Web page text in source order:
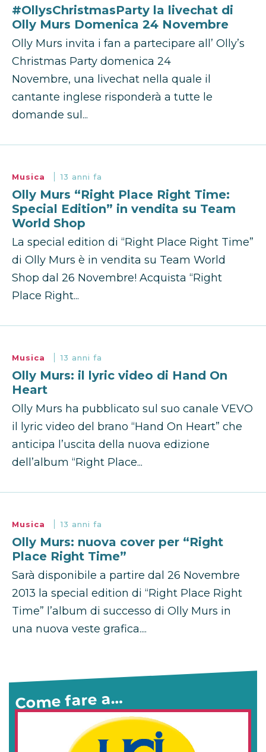
#OllysChristmasParty la livechat di
Olly Murs Domenica 24 Novembre
Olly Murs invita i fan a partecipare all’ Olly’s
Christmas Party domenica 24
Novembre, una livechat nella quale il
cantante inglese risponderà a tutte le
domande sul...
Musica 13 anni fa
Olly Murs “Right Place Right Time:
Special Edition” in vendita su Team
World Shop
La special edition di “Right Place Right Time”
di Olly Murs è in vendita su Team World
Shop dal 26 Novembre! Acquista “Right
Place Right...
Musica 13 anni fa
Olly Murs: il lyric video di Hand On
Heart
Olly Murs ha pubblicato sul suo canale VEVO
il lyric video del brano “Hand On Heart” che
anticipa l’uscita della nuova edizione
dell’album “Right Place...
Musica 13 anni fa
Olly Murs: nuova cover per “Right
Place Right Time”
Sarà disponibile a partire dal 26 Novembre
2013 la special edition di “Right Place Right
Time” l’album di successo di Olly Murs in
una nuova veste grafica....
Come fare a…